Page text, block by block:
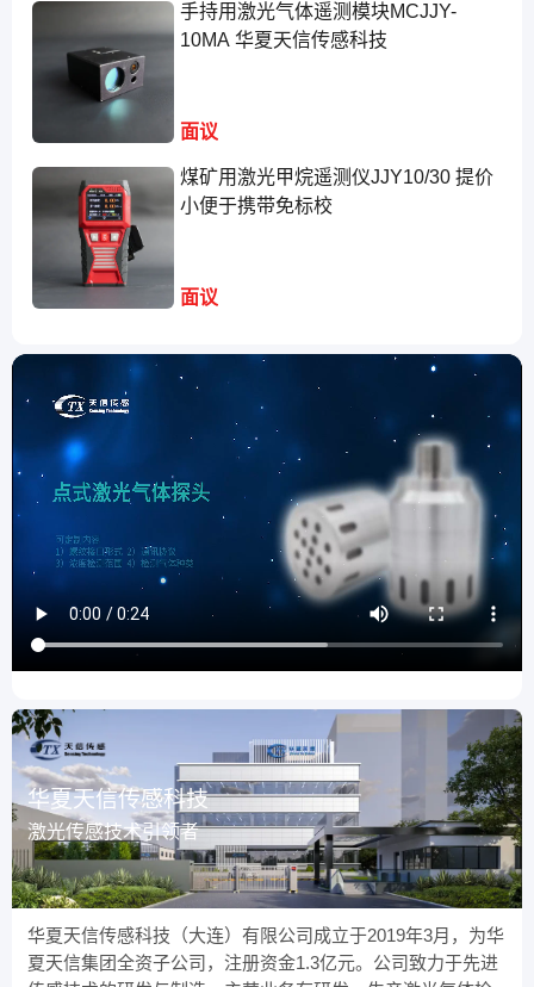
手持用激光气体遥测模块MCJJY-
10MA 华夏天信传感科技
面议
煤矿用激光甲烷遥测仪JJY10/30 提价
小便于携带免标校
面议
华夏天信传感科技
激光传感技术引领者
华夏天信传感科技（大连）有限公司成立于2019年3月，为华
夏天信集团全资子公司，注册资金1.3亿元。公司致力于先进